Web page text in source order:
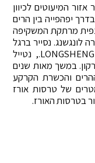
המיעוטים לכיוון
יפהפייה בין הרים
מרתקת המשקיפה
לונגשנג. נסייר ברגל
ונבקר בכפרי בני המיעוטים. לונגשאן LONGSHENG., נטייל
במשך מאות שנים
והכשרת הקרקע
של טרסות אורז
בטרסות האורז.